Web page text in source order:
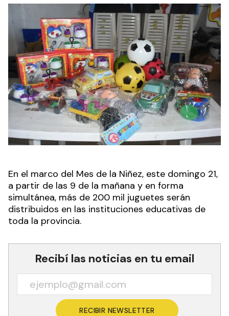
En el marco del Mes de la Niñez, este domingo 21,
a partir de las 9 de la mañana y en forma
simultánea, más de 200 mil juguetes serán
distribuidos en las instituciones educativas de
toda la provincia.
Recibí las noticias en tu email
RECIBIR NEWSLETTER